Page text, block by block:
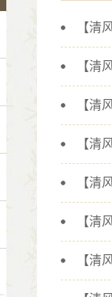
【清
【清
【清
【清
【清
【清
【清